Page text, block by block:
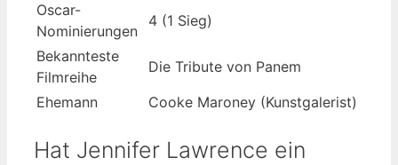
Oscar-
Nominierungen
4 (1 Sieg)
Bekannteste
Filmreihe
Die Tribute von Panem
Ehemann
Cooke Maroney (Kunstgalerist)
Hat Jennifer Lawrence ein